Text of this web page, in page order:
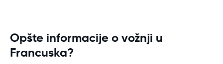
Opšte informacije o vožnji u
Francuska?